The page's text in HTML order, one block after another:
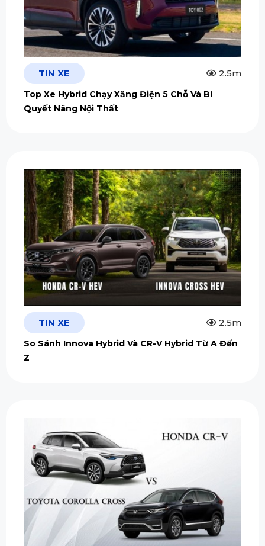
TIN XE 2.5m
Top Xe Hybrid Chạy Xăng Điện 5 Chỗ Và Bí
Quyết Nâng Nội Thất
TIN XE 2.5m
So Sánh Innova Hybrid Và CR-V Hybrid Từ A Đến
Z